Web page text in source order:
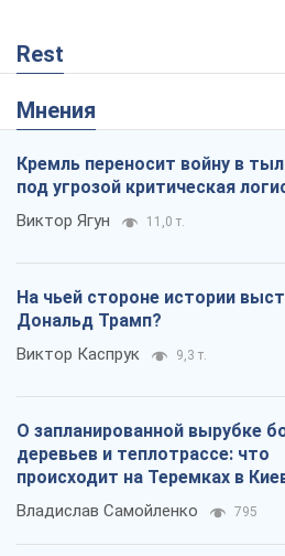
Rest
Мнения
Кремль переносит войну в
под угрозой критическая
Виктор Ягун 11,0 т.
На чьей стороне истории
Дональд Трамп?
Виктор Каспрук 9,3 т.
О запланированной вырубке
деревьев и теплотрассе: что
происходит на Теремках в
Владислав Самойленко 795